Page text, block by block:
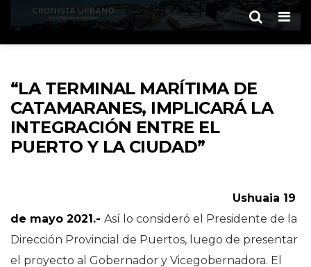
“LA TERMINAL MARÍTIMA DE
CATAMARANES, IMPLICARÁ LA
INTEGRACIÓN ENTRE EL
PUERTO Y LA CIUDAD”
Ushuaia 19
de mayo 2021.- Así lo consideró el Presidente de la
Dirección Provincial de Puertos, luego de presentar
el proyecto al Gobernador y Vicegobernadora. El